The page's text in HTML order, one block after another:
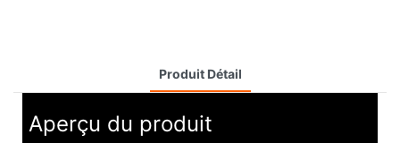
Produit Détail
Aperçu du produit